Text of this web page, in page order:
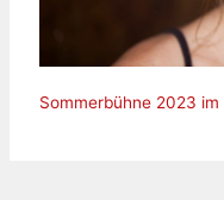
Sommerbühne 2023